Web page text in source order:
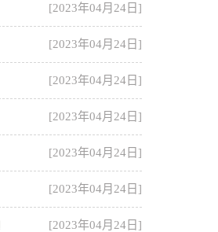
[2023年04月24日]
[2023年04月24日]
[2023年04月24日]
[2023年04月24日]
[2023年04月24日]
[2023年04月24日]
[2023年04月24日]